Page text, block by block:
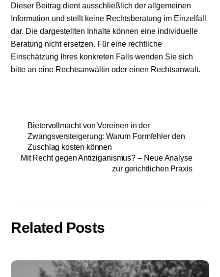
Dieser Beitrag dient ausschließlich der allgemeinen
Information und stellt keine Rechtsberatung im Einzelfall
dar. Die dargestellten Inhalte können eine individuelle
Beratung nicht ersetzen. Für eine rechtliche
Einschätzung Ihres konkreten Falls wenden Sie sich
bitte an eine Rechtsanwältin oder einen Rechtsanwalt.
Bietervollmacht von Vereinen in der
Zwangsversteigerung: Warum Formfehler den
Zuschlag kosten können
Mit Recht gegen Antiziganismus? – Neue Analyse
zur gerichtlichen Praxis
Related Posts